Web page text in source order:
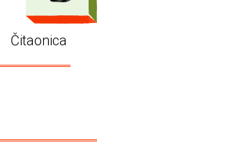
Čitaonica